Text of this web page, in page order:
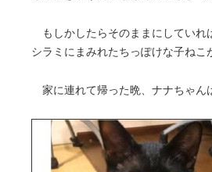
もしかしたらそのままにしていれ
シラミにまみれたちっぽけな子ねこ
家に連れて帰った晩、ナナちゃん